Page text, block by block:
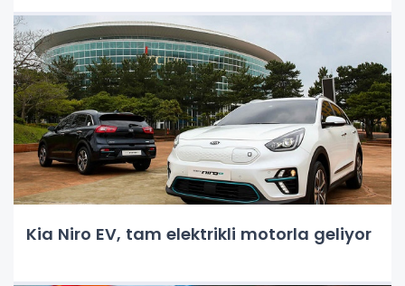
Kia Niro EV, tam elektrikli motorla geliyor